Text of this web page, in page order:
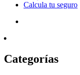
Calcula tu seguro
Categorías